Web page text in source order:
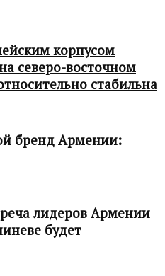
корпусом
северо-восточном
стабильна
бренд Армении:
лидеров Армении
будет